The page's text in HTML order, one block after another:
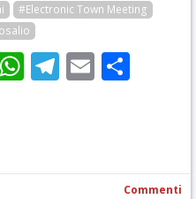
#Electronic Town Meeting
WhatsApp
Telegram
Email
Commenti